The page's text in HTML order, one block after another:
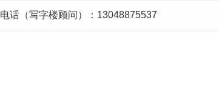
话（写字楼顾问）：13048875537